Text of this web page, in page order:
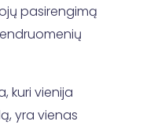
pasirengimą
kuri vienija
yra vienas